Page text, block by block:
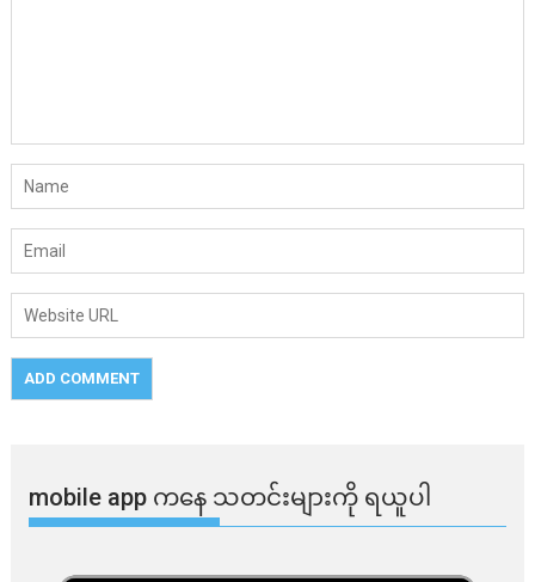
mobile app ​​ကနေ ​​သတင်းများကို ရယူပါ